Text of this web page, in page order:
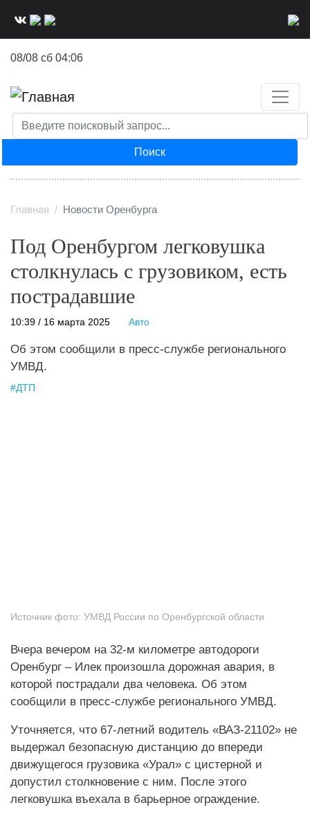
08/08 сб 04:06
Поиск
Главная Новости Оренбурга
Под Оренбургом легковушка
столкнулась с грузовиком, есть
пострадавшие
10:39 / 16 марта 2025 Авто
Об этом сообщили в пресс-службе регионального
УМВД.
#ДТП
Источник фото: УМВД России по Оренбургской области
Вчера вечером на 32-м километре автодороги
Оренбург – Илек произошла дорожная авария, в
которой пострадали два человека. Об этом
сообщили в пресс-службе регионального УМВД.
Уточняется, что 67-летний водитель «ВАЗ-21102» не
выдержал безопасную дистанцию до впереди
движущегося грузовика «Урал» с цистерной и
допустил столкновение с ним. После этого
легковушка въехала в барьерное ограждение.